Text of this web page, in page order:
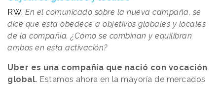
RW. En el comunicado sobre la nueva campaña, se
dice que esta obedece a objetivos globales y locales
de la compañía. ¿Cómo se combinan y equilibran
ambos en esta activación?
Uber es una compañía que nació con vocación
global. Estamos ahora en la mayoría de mercados